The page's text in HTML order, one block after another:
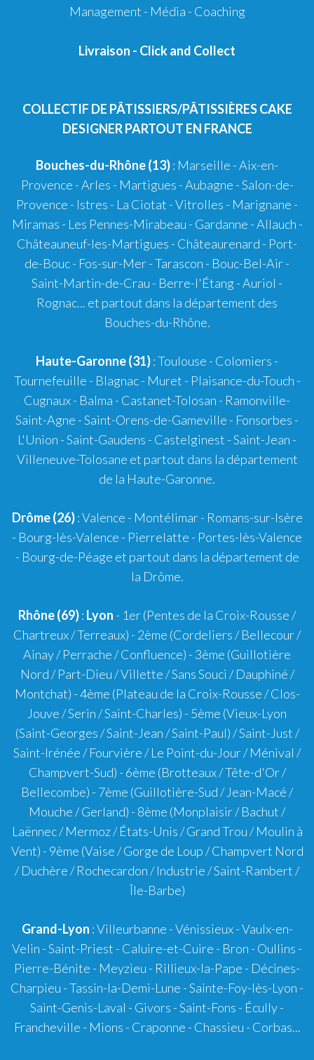
Management - Média - Coaching
Livraison - Click and Collect
COLLECTIF DE PÂTISSIERS/PÂTISSIÈRES CAKE
DESIGNER PARTOUT EN FRANCE
Bouches-du-Rhône (13): Marseille -Aix-en-
Provence -Arles - Martigues -Aubagne -Salon-de-
Provence - Istres - La Ciotat -Vitrolles - Marignane -
Miramas - Les Pennes-Mirabeau - Gardanne -Allauch -
Châteauneuf-les-Martigues - Châteaurenard - Port-
de-Bouc- Fos-sur-Mer-Tarascon - Bouc-Bel-Air-
Saint-Martin-de-Crau - Berre-l'Étang -Auriol -
Rognac... et partout dans la département des
Bouches-du-Rhône.
Haute-Garonne (31):Toulouse - Colomiers -
Tournefeuille - Blagnac- Muret - Plaisance-du-Touch -
Cugnaux- Balma - Castanet-Tolosan - Ramonville-
Saint-Agne - Saint-Orens-de-Gameville - Fonsorbes -
L'Union - Saint-Gaudens - Castelginest - Saint-Jean -
Villeneuve-Tolosane et partout dans la département
de la Haute-Garonne.
Drôme (26):Valence - Montélimar- Romans-sur-Isère
- Bourg-lès-Valence - Pierrelatte - Portes-lès-Valence
- Bourg-de-Péage et partout dans la département de
la Drôme.
Rhône (69): Lyon - 1er(Pentes de la Croix-Rousse /
Chartreux / Terreaux) - 2ème (Cordeliers / Bellecour /
Ainay / Perrache / Confluence) - 3ème (Guillotière
Nord / Part-Dieu / Villette / Sans Souci / Dauphiné /
Montchat) -4ème (Plateau de la Croix-Rousse / Clos-
Jouve / Serin / Saint-Charles) - 5ème (Vieux-Lyon
(Saint-Georges / Saint-Jean / Saint-Paul) / Saint-Just /
Saint-Irénée / Fourvière / Le Point-du-Jour / Ménival /
Champvert-Sud) - 6ème (Brotteaux / Tête-d'Or /
Bellecombe) - 7ème (Guillotière-Sud / Jean-Macé /
Mouche / Gerland) - 8ème (Monplaisir / Bachut /
Laënnec / Mermoz / États-Unis / Grand Trou / Moulin à
Vent) - 9ème (Vaise / Gorge de Loup / Champvert Nord
/ Duchère / Rochecardon / Industrie / Saint-Rambert /
Île-Barbe)
Grand-Lyon :Villeurbanne -Vénissieux-Vaulx-en-
Velin -Saint-Priest - Caluire-et-Cuire - Bron - Oullins -
Pierre-Bénite - Meyzieu - Rillieux-la-Pape - Décines-
Charpieu -Tassin-la-Demi-Lune -Sainte-Foy-lès-Lyon -
Saint-Genis-Laval - Givors -Saint-Fons - Écully-
Francheville - Mions - Craponne - Chassieu - Corbas...